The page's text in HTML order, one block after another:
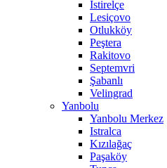
İstirelçe
Lesiçovo
Otlukköy
Peştera
Rakitovo
Septemvri
Şabanlı
Velingrad
Yanbolu
Yanbolu Merkez
Istralca
Kızılağaç
Paşaköy